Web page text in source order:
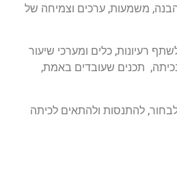
משמעות, ערכים וצמיחה של
רעיונות, כלים ומערכי שיעור
תכנים שעובדים באמת,
להתנסות ולהתאים לכיתה